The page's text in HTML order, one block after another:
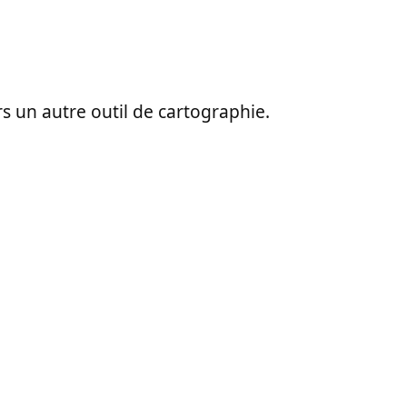
un autre outil de cartographie.